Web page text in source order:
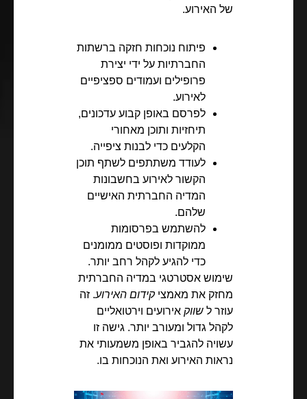
של האירוע.
פיתוח נוכחות חזקה ברשתות
החברתיות על ידי יצירת
פרופילים ועמודים ספציפיים
לאירוע.
לפרסם באופן קבוע עדכונים,
תיחזיות ותוכן מאחורי
הקלעים כדי לבנות ציפייה.
לעודד משתתפים לשתף תוכן
הקשור לאירוע בחשבונות
המדיה החברתית האישיים
שלהם.
להשתמש בפרסומות
ממוקדות ופוסטים ממומנים
כדי להגיע לקהל רחב יותר.
שימוש אסטרטגי במדיה החברתית
מחזק את מאמציקידום האירוע. זה
עוזר ל שווק אירועים וירטואליים
לקהל גדול ומעורב יותר. גישה זו
עשויה להגביר באופן משמעותי את
נראות האירוע ואת הנוכחות בו.